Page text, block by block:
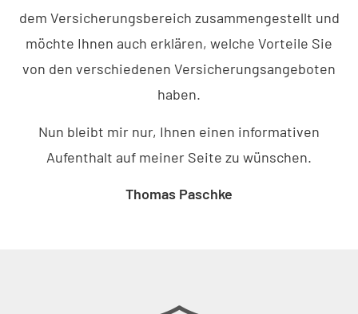
dem Versicherungsbereich zusammengestellt und
möchte Ihnen auch erklären, welche Vorteile Sie
von den verschiedenen Versicherungsangeboten
haben.
Nun bleibt mir nur, Ihnen einen informativen
Aufenthalt auf meiner Seite zu wün­schen.
Thomas Paschke